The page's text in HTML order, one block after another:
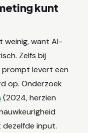
kunt
weinig, want AI-
Zelfs bij
prompt levert een
op. Onderzoek
(2024, herzien
input.